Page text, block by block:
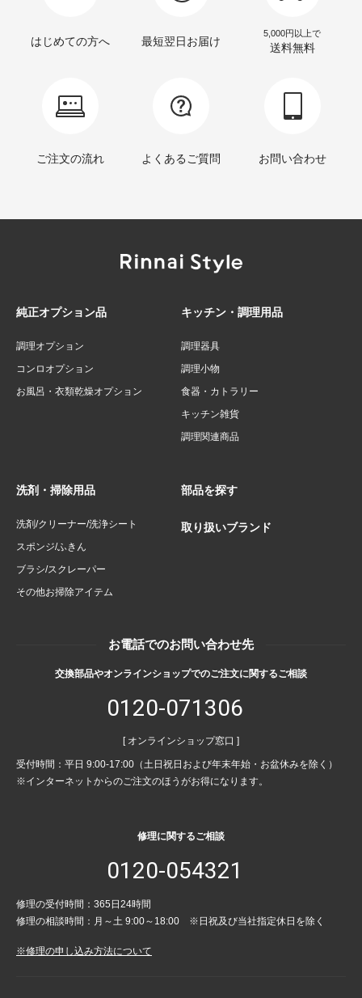
はじめての方へ 最短翌日お届け
5,000円以上で
送料無料
ご注文の流れ よくあるご質問 お問い合わせ
純正オプション品
調理オプション
コンロオプション
お風呂・衣類乾燥オプション
キッチン・調理用品
調理器具
調理小物
食器・カトラリー
キッチン雑貨
調理関連商品
洗剤・掃除用品
洗剤/クリーナー/洗浄シート
スポンジ/ふきん
ブラシ/スクレーパー
その他お掃除アイテム
部品を探す
取り扱いブランド
お電話でのお問い合わせ先
交換部品やオンラインショップでのご注文に関するご相談
0120-071306
[ オンラインショップ窓口 ]
受付時間：平日 9:00-17:00（土日祝日および年末年始・お盆休みを除く）
※インターネットからのご注文のほうがお得になります。
修理に関するご相談
0120-054321
修理の受付時間：365日24時間
修理の相談時間：月～土 9:00～18:00 ※日祝及び当社指定休日を除く
※修理の申し込み方法について